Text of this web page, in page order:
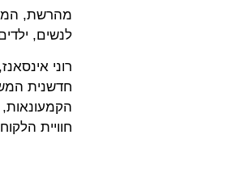
לנשים,
רוני
חדשנית
הקמעונאות,
חוויית